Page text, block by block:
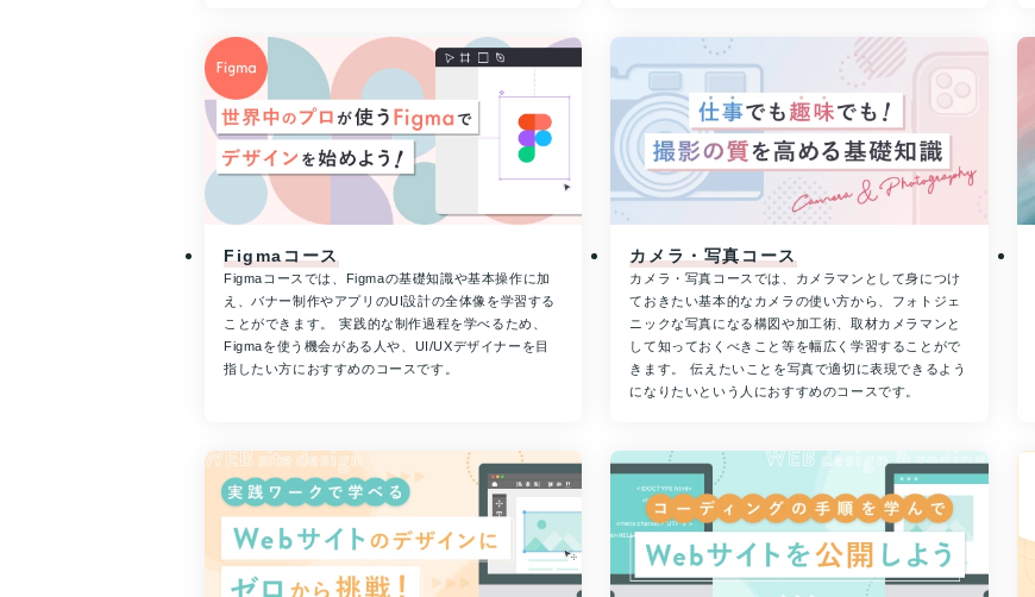
Figmaコース
Figmaコースでは、Figmaの基礎知識や基本操作に加
え、バナー制作やアプリのUI設計の全体像を学習する
ことができます。 実践的な制作過程を学べるため、
Figmaを使う機会がある人や、UI/UXデザイナーを目
指したい方におすすめのコースです。
カメラ・写真コース
カメラ・写真コースでは、カメラマンとして身につけ
ておきたい基本的なカメラの使い方から、フォトジェ
ニックな写真になる構図や加工術、取材カメラマンと
して知っておくべきこと等を幅広く学習することがで
きます。 伝えたいことを写真で適切に表現できるよう
になりたいという人におすすめのコースです。